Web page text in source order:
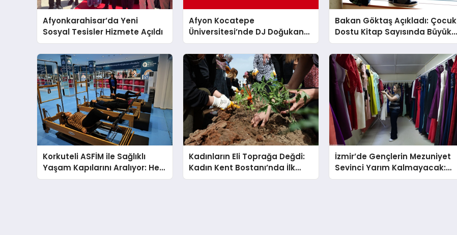
Afyonkarahisar’da Yeni
Sosyal Tesisler Hizmete Açıldı
Afyon Kocatepe
Üniversitesi’nde DJ Doğukan
Alsay Konseri
Bakan Göktaş Açıkladı: Çocuk
Dostu Kitap Sayısında Büyük
Artış!
Korkuteli ASFİM ile Sağlıklı
Yaşam Kapılarını Aralıyor: Her
Yaşa Ücretsiz Spor
Kadınların Eli Toprağa Değdi:
Kadın Kent Bostanı’nda İlk
Fideler Toprakla Buluştu
İzmir’de Gençlerin Mezuniyet
Sevinci Yarım Kalmayacak:
Ücretsiz Kıyafet Desteği